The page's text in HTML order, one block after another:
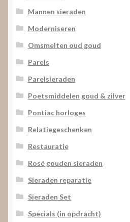
Mannen sieraden
Moderniseren
Omsmelten oud goud
Parels
Parelsieraden
Poetsmiddelen goud & zilver
Pontiac horloges
Relatiegeschenken
Restauratie
Rosé gouden sieraden
Sieraden reparatie
Sieraden Set
Specials (in opdracht)